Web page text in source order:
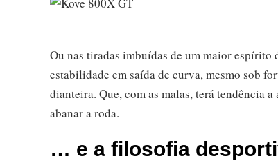
Ou nas tiradas imbuídas de um maior espírito
estabilidade em saída de curva, mesmo sob
dianteira. Que, com as malas, terá tendência
abanar a roda.
… e a filosofia